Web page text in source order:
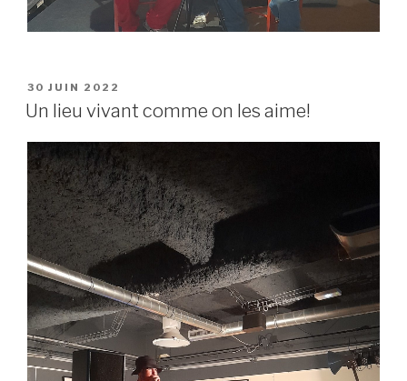
PUBLIÉ
LE
30 JUIN 2022
Un lieu vivant comme on les aime!